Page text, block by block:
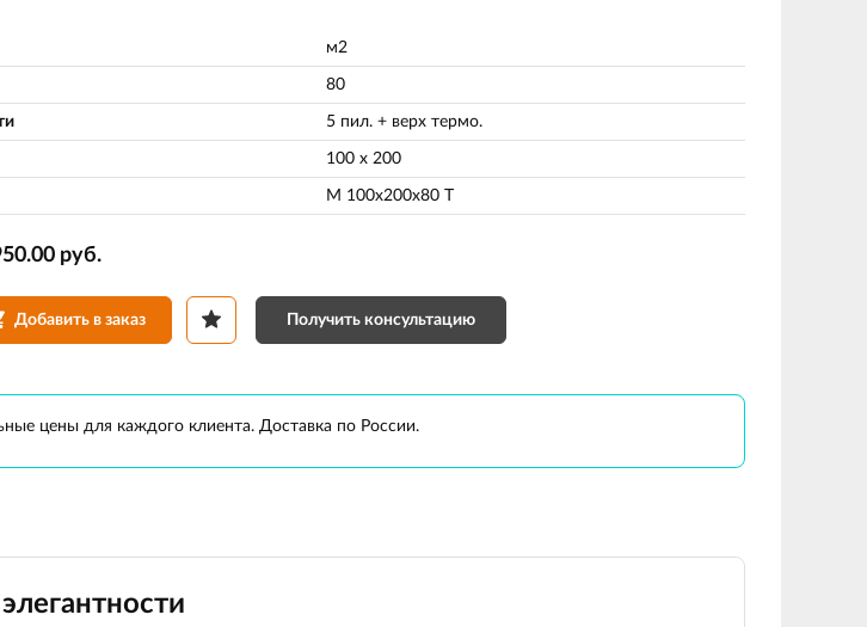
м2
80
5 пил. + верх термо.
100 х 200
М 100х200х80 Т
руб.
Добавить в заказ Получить консультацию
цены для каждого клиента. Доставка по России.